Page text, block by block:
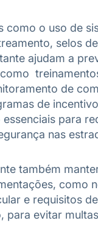
como o uso de
selos
ajudam a
de
de
para
nas
também
como
e requisitos de
para evitar